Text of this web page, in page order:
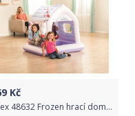
Kč
Intex 48632 Frozen hrací domeček